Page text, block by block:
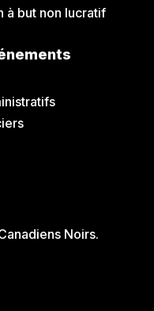
à but non lucratif
Noirs.